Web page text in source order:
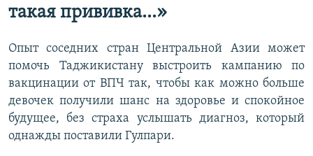
такая прививка…»
Опыт соседних стран Центральной Азии может
помочь Таджикистану выстроить кампанию по
вакцинации от ВПЧ так, чтобы как можно больше
девочек получили шанс на здоровье и спокойное
будущее, без страха услышать диагноз, который
однажды поставили Гулпари.